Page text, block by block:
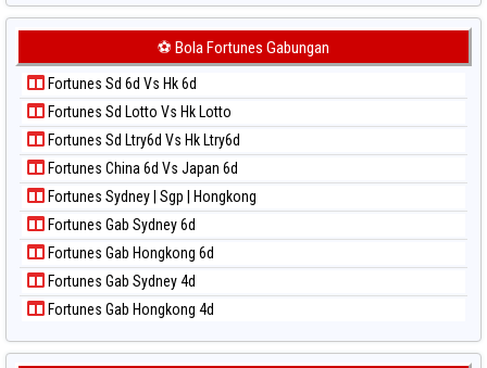
Paito Warna Sydney Lotto
Paito Warna Sydney Pools 6d
Paito Warna Taipei
Paito Warna Taiwan
Paito Harian Japan 6d
Paito Harian Korea
Paito Harian Kuda Lari
Paito Harian Magnum Cambodia
Paito Harian Nagoya
Paito Harian New York Midday
Paito Harian North Carolina Day
Paito Harian Pcso
Paito Harian Pennsylvania Day
Paito Harian Sao Paulo
Paito Harian Singapore
Paito Harian Sydney
Paito Harian Sydney Lottery
⚽ Bola Fortunes Gabungan
Fortunes Sd 6d Vs Hk 6d
Fortunes Sd Lotto Vs Hk Lotto
Fortunes Sd Ltry6d Vs Hk Ltry6d
Fortunes China 6d Vs Japan 6d
Fortunes Sydney | Sgp | Hongkong
Fortunes Gab Sydney 6d
Fortunes Gab Hongkong 6d
Fortunes Gab Sydney 4d
Fortunes Gab Hongkong 4d